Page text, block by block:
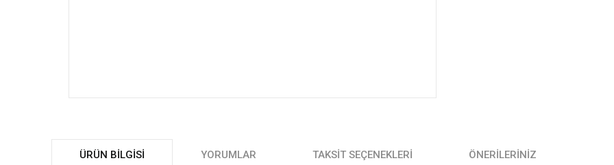
ÜRÜN BILGISI YORUMLAR TAKSIT SEÇENEKLERI ÖNERILERINIZ